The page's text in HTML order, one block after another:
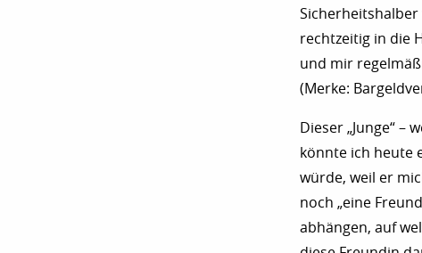
Sicherheitshalber
rechtzeitig in die
und mir
(Merke:
Dieser „Junge“ –
könnte ich heute
würde, weil er
noch „eine
abhängen, auf